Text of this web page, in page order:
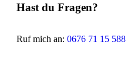
Hast du Fragen?
Ruf mich an: 0676 71 15 588